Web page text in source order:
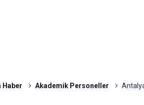
Haber Akademik Personeller